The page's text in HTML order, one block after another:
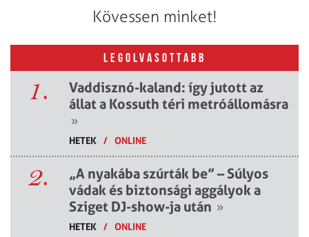
Kövessen minket!
LEGOLVASOTTABB
1.
Vaddisznó-kaland: így jutott az
állat a Kossuth téri metróállomásra
»
HETEK / ONLINE
2.
„A nyakába szúrták be” – Súlyos
vádak és biztonsági aggályok a
Sziget DJ-show-ja után »
HETEK / ONLINE